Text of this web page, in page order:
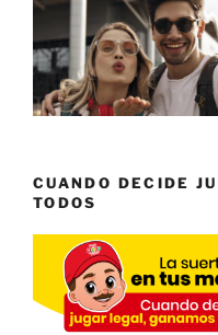
CUANDO DECIDE
TODOS